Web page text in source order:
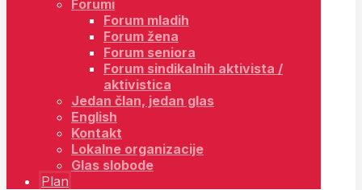
Forumi
Forum mladih
Forum žena
Forum seniora
Forum sindikalnih aktivista /
aktivistica
Jedan član, jedan glas
English
Kontakt
Lokalne organizacije
Glas slobode
Plan